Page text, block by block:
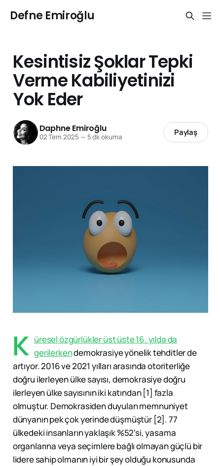
Defne Emiroğlu
Kesintisiz Şoklar Tepki
Verme Kabiliyetinizi
Yok Eder
Daphne Emiroğlu
02 Tem 2025 — 5 dk okuma Paylaş
K üresel özgürlükler üst üste 16. yılda da
gerilerkendemokrasiye yönelik tehditler de
artıyor. 2016 ve 2021 yılları arasında otoriterliğe
doğru ilerleyen ülke sayısı, demokrasiye doğru
ilerleyen ülke sayısının iki katından [1] fazla
olmuştur. Demokrasiden duyulan memnuniyet
dünyanın pek çok yerinde düşmüştür [2]. 77
ülkedeki insanların yaklaşık %52'si, yasama
organlarına veya seçimlere bağlı olmayan güçlü bir
lidere sahip olmanın iyi bir şey olduğu konusunda